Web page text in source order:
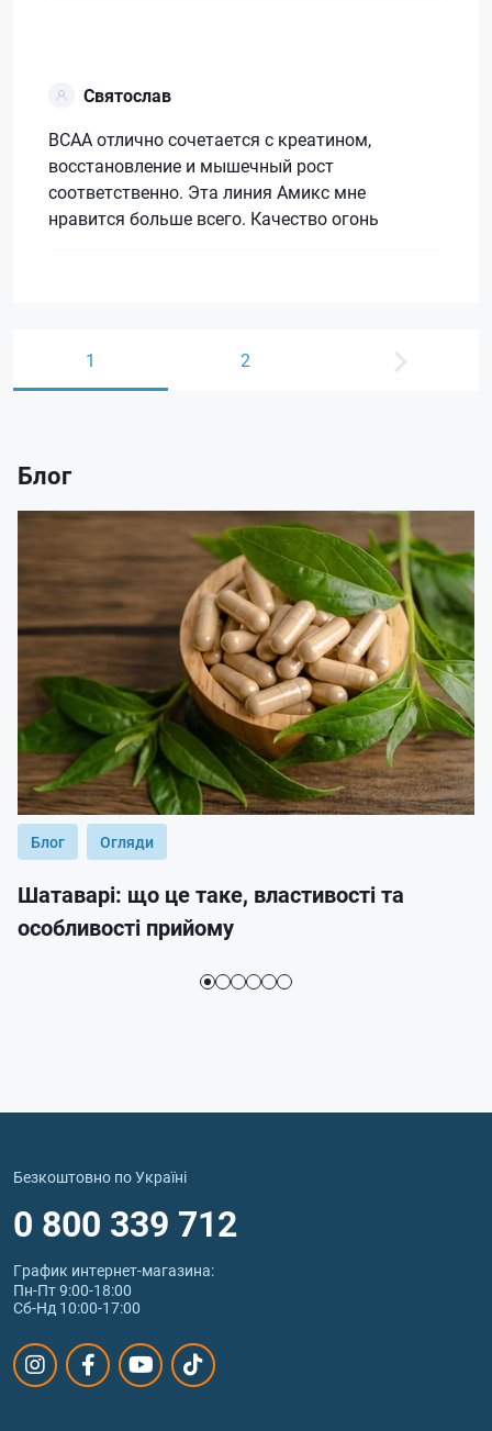
Святослав
ВСАА отлично сочетается с креатином,
восстановление и мышечный рост
соответственно. Эта линия Амикс мне
нравится больше всего. Качество огонь
1 2
Блог
Блог Огляди
Шатаварі: що це таке, властивості та
особливості прийому
Безкоштовно по Україні
0 800 339 712
График интернет‑магазина:
Пн-Пт 9:00-18:00
Сб-Нд 10:00-17:00